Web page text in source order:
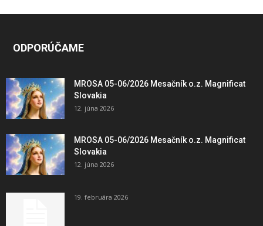
ODPORÚČAME
MROSA 05-06/2026 Mesačník o.z. Magnificat
Slovakia
12. júna 2026
MROSA 05-06/2026 Mesačník o.z. Magnificat
Slovakia
12. júna 2026
19. februára 2026